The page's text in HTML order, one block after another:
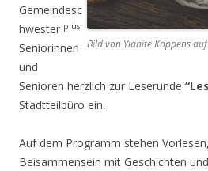
Bild von Ylanite Koppens
Gemeindesc
hwester plus
Seniorinnen
und
Senioren herzlich zur Leserunde
Stadtteilbüro ein.
Auf dem Programm stehen
Beisammensein mit Geschichten